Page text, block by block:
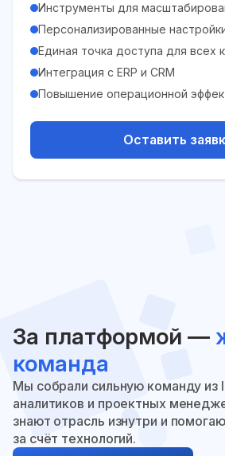
Инструменты для
Персонализированные
Единая точка доступа для всех
Интеграция с ERP и CRM
Повышение операционной
Оставить
За платформой —
команда
Мы собрали сильную команду из
аналитиков и проектных
знают отрасль изнутри и
за счёт технологий.